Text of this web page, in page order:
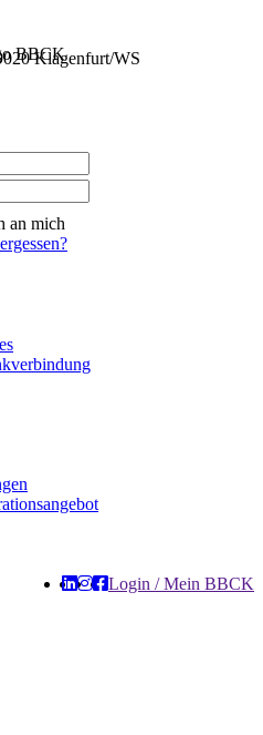
Klagenfurt/WS
an mich
Login / Mein BBCK